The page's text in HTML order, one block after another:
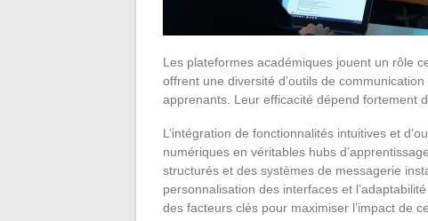
Les plateformes académiques jouent un rôle
offrent une diversité d’outils de
apprenants. Leur efficacité dépend fortement
L’intégration de fonctionnalités intuitives et
numériques en véritables hubs
structurés et des systèmes de messagerie
personnalisation des interfaces et
des facteurs clés pour maximiser l’impact de